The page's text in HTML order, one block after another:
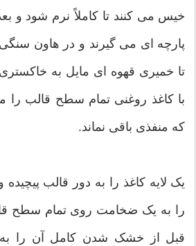
خیس می کنند تا کاملاً نرم شود و
پارچه ای می گیرند و در هاون
تا خمیری قهوه ای مایل به
با کاغذ روغنی تمام سطح قالب را
که منفذی باقی نماند.
یک لایه کاغذ را به دور قالب پیچیده
را به یک ضخامت روی تمام سطح
قبل از خشک شدن کامل آن را